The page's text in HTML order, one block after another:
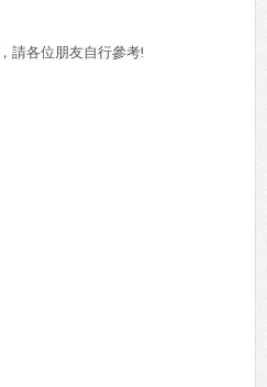
請各位朋友自行參考!